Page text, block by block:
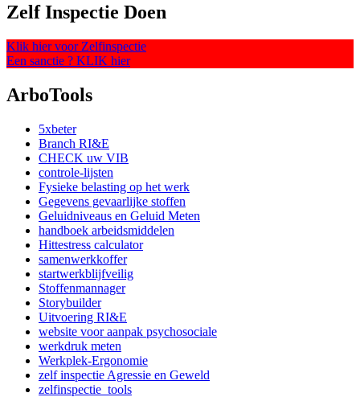
Zelf Inspectie Doen
Klik hier voor Zelfinspectie
Een sanctie ? KLIK hier
ArboTools
5xbeter
Branch RI&E
CHECK uw VIB
controle-lijsten
Fysieke belasting op het werk
Gegevens gevaarlijke stoffen
Geluidniveaus en Geluid Meten
handboek arbeidsmiddelen
Hittestress calculator
samenwerkkoffer
startwerkblijfveilig
Stoffenmannager
Storybuilder
Uitvoering RI&E
website voor aanpak psychosociale
werkdruk meten
Werkplek-Ergonomie
zelf inspectie Agressie en Geweld
zelfinspectie_tools